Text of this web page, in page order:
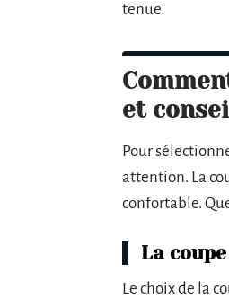
tenue.
et
Pour
attention. La
confortable.
La coupe
Le choix de la